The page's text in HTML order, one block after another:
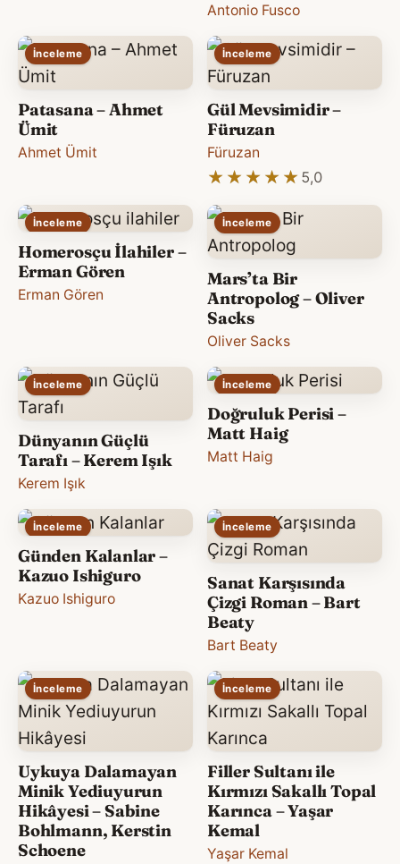
Antonio Fusco
İnceleme
Patasana – Ahmet
Ümit
Ahmet Ümit
İnceleme
Gül Mevsimidir –
Füruzan
Füruzan
★★★★★
★★★★★ 5,0
İnceleme
Homerosçu İlahiler –
Erman Gören
Erman Gören
İnceleme
Mars’ta Bir
Antropolog – Oliver
Sacks
Oliver Sacks
İnceleme
Dünyanın Güçlü
Tarafı – Kerem Işık
Kerem Işık
İnceleme
Doğruluk Perisi –
Matt Haig
Matt Haig
İnceleme
Günden Kalanlar –
Kazuo Ishiguro
Kazuo Ishiguro
İnceleme
Sanat Karşısında
Çizgi Roman – Bart
Beaty
Bart Beaty
İnceleme
Uykuya Dalamayan
Minik Yediuyurun
Hikâyesi – Sabine
Bohlmann, Kerstin
Schoene
İnceleme
Filler Sultanı ile
Kırmızı Sakallı Topal
Karınca – Yaşar
Kemal
Yaşar Kemal